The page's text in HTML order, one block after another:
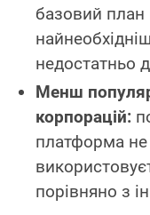
базовий
недостатньо
Менш
корпорацій:
платформа не
порівняно з